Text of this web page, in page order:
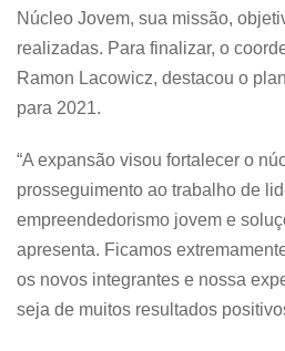
Núcleo Jovem, sua missão,
realizadas. Para finalizar, o
Ramon Lacowicz, destacou o
para 2021.
“A expansão visou fortalecer o
prosseguimento ao trabalho de
empreendedorismo jovem e
apresenta. Ficamos
os novos integrantes e nossa
seja de muitos resultados